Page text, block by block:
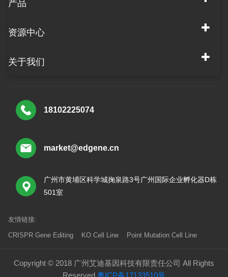
产品
资源中心
关于我们
18102225074
market@edgene.cn
广州市黄埔区科学城掬泉路3号广州国际企业孵化器D栋
501室
友情链接:
CRISPR Gene Editing KO Cell Line Point Mutation Cell Line
Copyright © 2018 广州艾迪基因科技有限责任公司 All Rights
Reserved 粤ICP备17133510号